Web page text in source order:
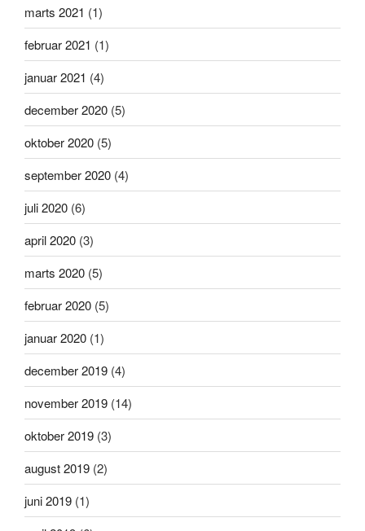
marts 2021 (1)
februar 2021 (1)
januar 2021 (4)
december 2020 (5)
oktober 2020 (5)
september 2020 (4)
juli 2020 (6)
april 2020 (3)
marts 2020 (5)
februar 2020 (5)
januar 2020 (1)
december 2019 (4)
november 2019 (14)
oktober 2019 (3)
august 2019 (2)
juni 2019 (1)